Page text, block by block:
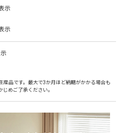
示
示
産品です。最大で3か月ほど納期がかかる場合も
じめご了承ください。